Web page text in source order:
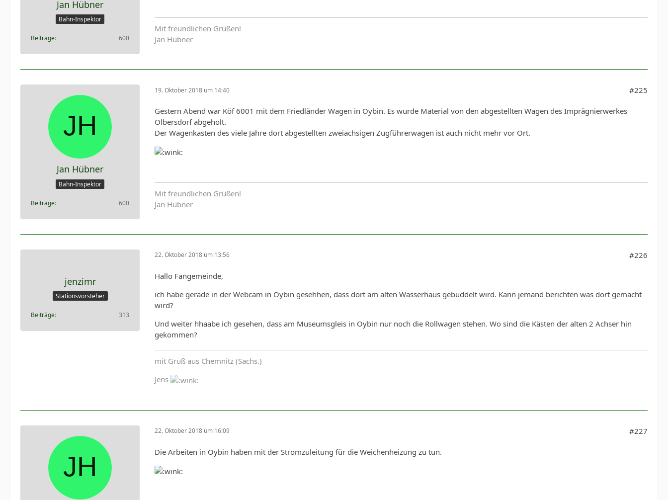
Jan Hübner
Bahn-Inspektor
Beiträge 600
Mit freundlichen Grüßen!
Jan Hübner
Jan Hübner
Bahn-Inspektor
Beiträge 600
19. Oktober 2018 um 14:40 #225
Gestern Abend war Köf 6001 mit dem Friedländer Wagen in Oybin. Es wurde Material von den abgestellten Wagen des Imprägnierwerkes
Olbersdorf abgeholt.
Der Wagenkasten des viele Jahre dort abgestellten zweiachsigen Zugführerwagen ist auch nicht mehr vor Ort.
Mit freundlichen Grüßen!
Jan Hübner
jenzimr
Stationsvorsteher
Beiträge 313
22. Oktober 2018 um 13:56 #226
Hallo Fangemeinde,
ich habe gerade in der Webcam in Oybin gesehhen, dass dort am alten Wasserhaus gebuddelt wird. Kann jemand berichten was dort gemacht
wird?
Und weiter hhaabe ich gesehen, dass am Museumsgleis in Oybin nur noch die Rollwagen stehen. Wo sind die Kästen der alten 2 Achser hin
gekommen?
mit Gruß aus Chemnitz (Sachs.)
Jens
22. Oktober 2018 um 16:09 #227
Die Arbeiten in Oybin haben mit der Stromzuleitung für die Weichenheizung zu tun.